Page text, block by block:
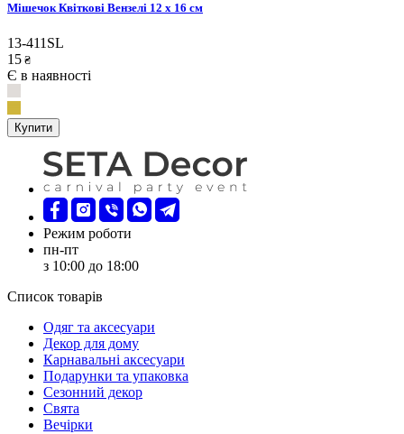
Мішечок Квіткові Вензелі 12 х 16 см
13-411SL
15 ₴
Є в наявності
Купити
Режим роботи
пн-пт
з 10:00 до 18:00
Список товарів
Oдяг та аксесуари
Декор для дому
Карнавальні аксесуари
Подарунки та упаковка
Сезонний декор
Свята
Вечірки